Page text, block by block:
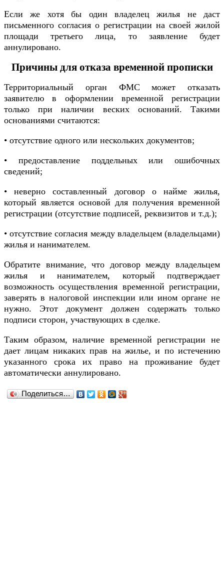
Если же хотя бы один владелец жилья не даст
письменного согласия о регистрации на своей жилой
площади третьего лица, то заявление будет
аннулировано.
Причины для отказа временной прописки
Территориальный орган ФМС может отказать
заявителю в оформлении временной регистрации
только при наличии веских оснований. Такими
основаниями считаются:
• отсутствие одного или нескольких документов;
• предоставление поддельных или ошибочных
сведений;
• неверно составленный договор о найме жилья,
который является основой для получения временной
регистрации (отсутствие подписей, реквизитов и т.д.);
• отсутствие согласия между владельцем (владельцами)
жилья и нанимателем.
Обратите внимание, что договор между владельцем
жилья и нанимателем, который подтверждает
возможность осуществления временной регистрации,
заверять в налоговой инспекции или ином органе не
нужно. Этот документ должен содержать только
подписи сторон, участвующих в сделке.
Таким образом, наличие временной регистрации не
дает лицам никаких прав на жилье, и по истечению
указанного срока их право на проживание будет
автоматически аннулировано.
Поделиться…